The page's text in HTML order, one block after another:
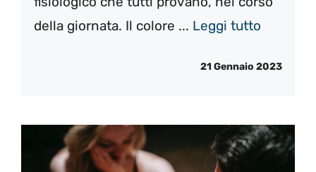
della giornata. Il colore ... Leggi tutto
21 Gennaio 2023